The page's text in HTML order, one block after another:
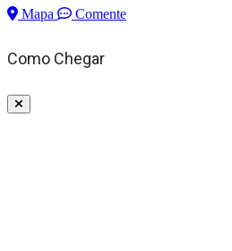
Mapa
Comente
Como Chegar